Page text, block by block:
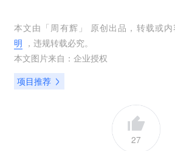
本文由「 周有辉 」 原创出品，转载或
明 ，违规转载必究。
本文图片来自： 企业授权
项目推荐
27